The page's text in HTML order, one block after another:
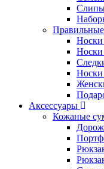
Носки
Носки
Аксессуары
Кожаные